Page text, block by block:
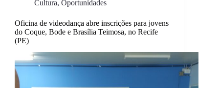
Cultura, Oportunidades
Oficina de videodança abre inscrições para jovens
do Coque, Bode e Brasília Teimosa, no Recife
(PE)